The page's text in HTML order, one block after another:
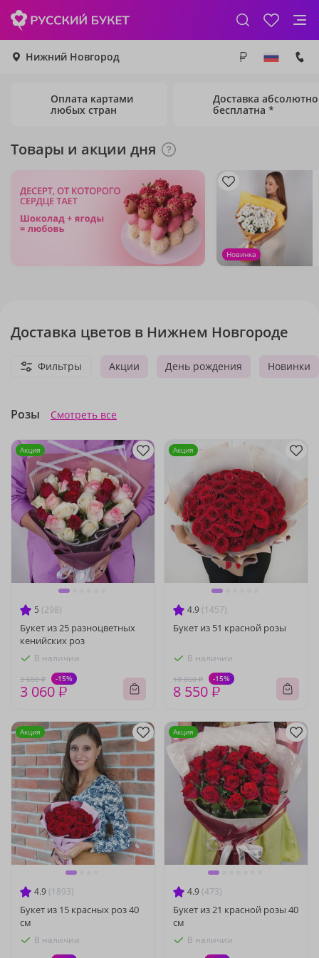
Нижний Новгород
Оплата картами
любых стран
Доставка абсолютно
бесплатна *
Товары и акции дня
Новинка
Доставка цветов в Нижнем Новгороде
Акции День рождения Новинки
Фильтры
Розы Смотреть все
5 (298)
Букет из 25 разноцветных
кенийских роз
В наличии
3 600 ₽ -15%
3 060 ₽
Акция
4.9 (1457)
Букет из 51 красной розы
В наличии
10 060 ₽ -15%
8 550 ₽
Акция
4.9 (1893)
Букет из 15 красных роз 40
см
В наличии
Акция
4.9 (473)
Букет из 21 красной розы 40
см
В наличии
Акция